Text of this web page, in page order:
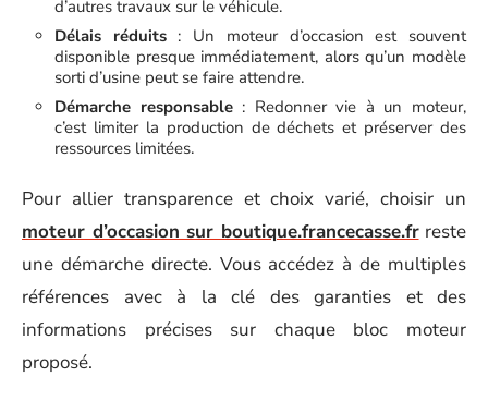
d’autres travaux sur le véhicule.
Délais réduits: Un moteur d’occasion est souvent
disponible presque immédiatement, alors qu’un modèle
sorti d’usine peut se faire attendre.
Démarche responsable: Redonner vie à un moteur,
c’est limiter la production de déchets et préserver des
ressources limitées.
Pour allier transparence et choix varié, choisir un
moteur d’occasion sur boutique.francecasse.frreste
une démarche directe. Vous accédez à de multiples
références avec à la clé des garanties et des
informations précises sur chaque bloc moteur
proposé.